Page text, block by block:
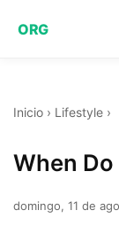
ORG
Inicio › Lifestyle ›
When
domingo, 11 de